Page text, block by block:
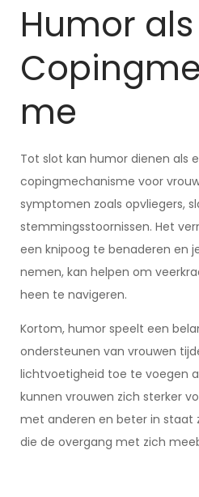
Humor als
me
Tot slot kan humor dienen als
copingmechanisme voor
symptomen zoals opvliegers,
stemmingsstoornissen. Het
een knipoog te benaderen en
nemen, kan helpen om
heen te navigeren.
Kortom, humor speelt een
ondersteunen van vrouwen
lichtvoetigheid toe te voegen
kunnen vrouwen zich sterker
met anderen en beter in staat
die de overgang met zich